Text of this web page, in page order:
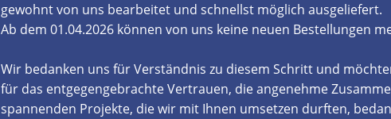
gewohnt von uns bearbeitet und schnellst möglich ausgeliefert.
Ab dem 01.04.2026 können von uns keine neuen Bestellungen
Wir bedanken uns für Verständnis zu diesem Schritt und
für das entgegengebrachte Vertrauen, die angenehme
spannenden Projekte, die wir mit Ihnen umsetzen durften,